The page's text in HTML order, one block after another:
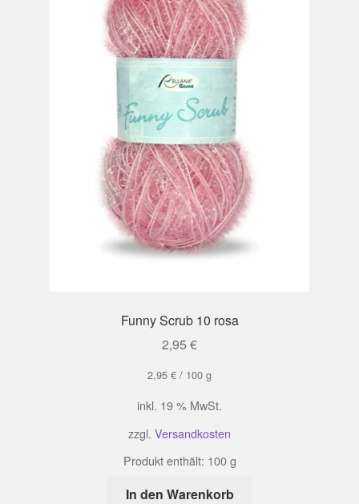
Funny Scrub 10 rosa
2,95 €
2,95 € / 100 g
inkl. 19 % MwSt.
zzgl. Versandkosten
Produkt enthält: 100g
In den Warenkorb